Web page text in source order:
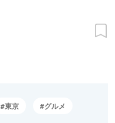
東京 グルメ